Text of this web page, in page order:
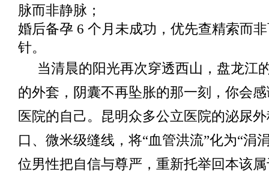
脉而非静脉；
婚后备孕 6 个月未成功，优先查精索而
针。
当清晨的阳光再次穿透西山，盘龙江
的外套，阴囊不再坠胀的那一刻，你会
医院的自己。昆明众多公立医院的泌尿
口、微米级缝线，将“血管洪流”化为“涓
位男性把自信与尊严，重新托举回本该